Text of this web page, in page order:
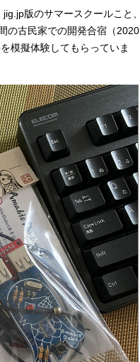
版のサマースクールこと、
の古民家での開発合宿（2020
模擬体験してもらっていま